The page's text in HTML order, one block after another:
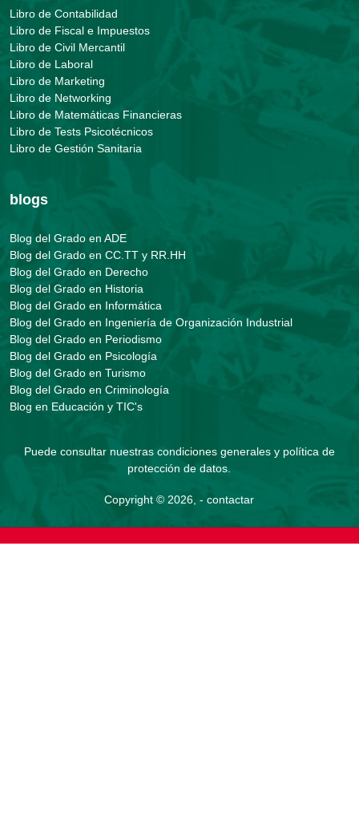
Libro de Contabilidad
Libro de Fiscal e Impuestos
Libro de Civil Mercantil
Libro de Laboral
Libro de Marketing
Libro de Networking
Libro de Matemáticas Financieras
Libro de Tests Psicotécnicos
Libro de Gestión Sanitaria
blogs
Blog del Grado en ADE
Blog del Grado en CC.TT y RR.HH
Blog del Grado en Derecho
Blog del Grado en Historia
Blog del Grado en Informática
Blog del Grado en Ingeniería de Organización Industrial
Blog del Grado en Periodismo
Blog del Grado en Psicología
Blog del Grado en Turismo
Blog del Grado en Criminología
Blog en Educación y TIC's
Puede consultar nuestras condiciones generales y política de
protección de datos
Copyright © 2026, -contactar